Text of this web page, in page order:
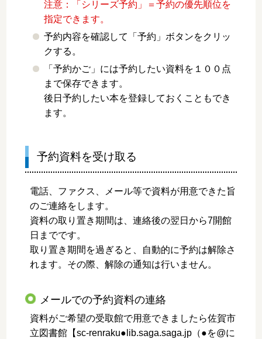
注意：「シリーズ予約」＝予約の優先順位を
指定できます。
予約内容を確認して「予約」ボタンをクリッ
クする。
「予約かご」には予約したい資料を１００点
まで保存できます。
後日予約したい本を登録しておくこともでき
ます。
予約資料を受け取る
電話、ファクス、メール等で資料が用意できた旨
のご連絡をします。
資料の取り置き期間は、連絡後の翌日から7開館
日までです。
取り置き期間を過ぎると、自動的に予約は解除さ
れます。その際、解除の通知は行いません。
メールでの予約資料の連絡
資料がご希望の受取館で用意できましたら佐賀市
立図書館【sc-renraku●lib.saga.saga.jp（●を@に